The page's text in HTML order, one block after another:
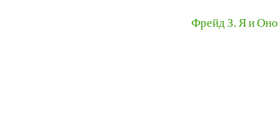
Фрейд З. Я и Оно